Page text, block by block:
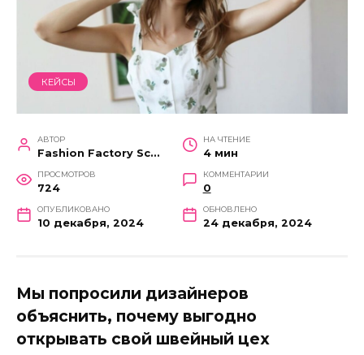
КЕЙСЫ
АВТОР
Fashion Factory School
НА ЧТЕНИЕ
4 мин
ПРОСМОТРОВ
724
КОММЕНТАРИИ
0
ОПУБЛИКОВАНО
10 декабря, 2024
ОБНОВЛЕНО
24 декабря, 2024
Мы попросили дизайнеров
объяснить, почему выгодно
открывать свой швейный цех